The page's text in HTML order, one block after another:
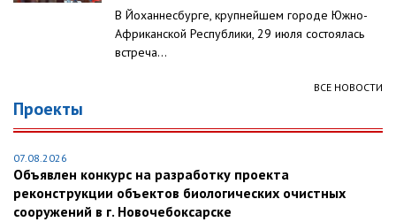
В Йоханнесбурге, крупнейшем городе Южно-
Африканской Республики, 29 июля состоялась
встреча...
ВСЕ НОВОСТИ
Проекты
07.08.2026
Объявлен конкурс на разработку проекта
реконструкции объектов биологических очистных
сооружений в г. Новочебоксарске